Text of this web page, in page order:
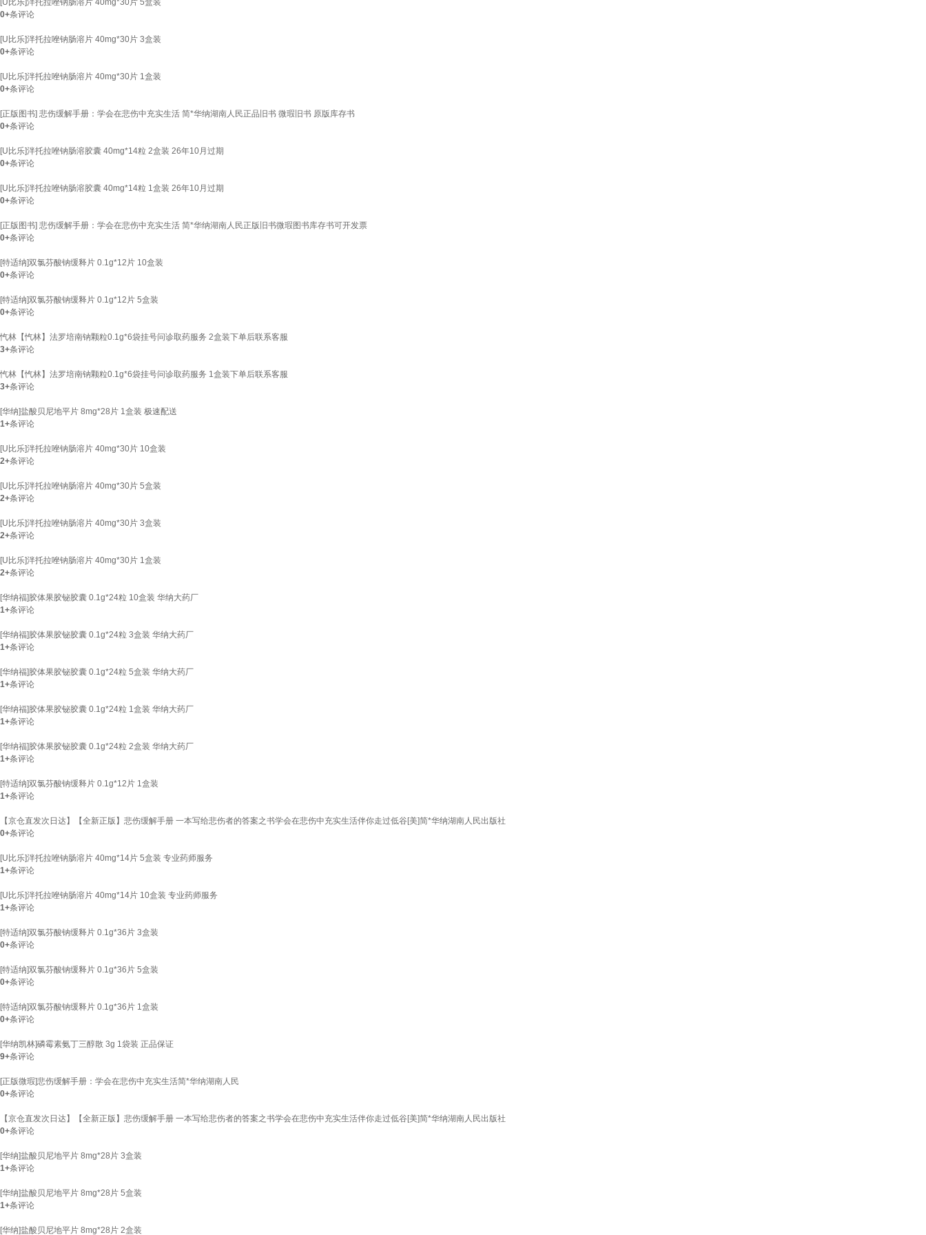
[U比乐]泮托拉唑钠肠溶片 40mg*30片 5盒装
0+条评论
[U比乐]泮托拉唑钠肠溶片 40mg*30片 3盒装
0+条评论
[U比乐]泮托拉唑钠肠溶片 40mg*30片 1盒装
0+条评论
[正版图书] 悲伤缓解手册：学会在悲伤中充实生活 简*华纳湖南人民正品旧书 微瑕旧书 原版库存书
0+条评论
[U比乐]泮托拉唑钠肠溶胶囊 40mg*14粒 2盒装 26年10月过期
0+条评论
[U比乐]泮托拉唑钠肠溶胶囊 40mg*14粒 1盒装 26年10月过期
0+条评论
[正版图书] 悲伤缓解手册：学会在悲伤中充实生活 简*华纳湖南人民正版旧书微瑕图书库存书可开发票
0+条评论
[特适纳]双氯芬酸钠缓释片 0.1g*12片 10盒装
0+条评论
[特适纳]双氯芬酸钠缓释片 0.1g*12片 5盒装
0+条评论
忾林【忾林】法罗培南钠颗粒0.1g*6袋挂号问诊取药服务 2盒装下单后联系客服
3+条评论
忾林【忾林】法罗培南钠颗粒0.1g*6袋挂号问诊取药服务 1盒装下单后联系客服
3+条评论
[华纳]盐酸贝尼地平片 8mg*28片 1盒装 极速配送
1+条评论
[U比乐]泮托拉唑钠肠溶片 40mg*30片 10盒装
2+条评论
[U比乐]泮托拉唑钠肠溶片 40mg*30片 5盒装
2+条评论
[U比乐]泮托拉唑钠肠溶片 40mg*30片 3盒装
2+条评论
[U比乐]泮托拉唑钠肠溶片 40mg*30片 1盒装
2+条评论
[华纳福]胶体果胶铋胶囊 0.1g*24粒 10盒装 华纳大药厂
1+条评论
[华纳福]胶体果胶铋胶囊 0.1g*24粒 3盒装 华纳大药厂
1+条评论
[华纳福]胶体果胶铋胶囊 0.1g*24粒 5盒装 华纳大药厂
1+条评论
[华纳福]胶体果胶铋胶囊 0.1g*24粒 1盒装 华纳大药厂
1+条评论
[华纳福]胶体果胶铋胶囊 0.1g*24粒 2盒装 华纳大药厂
1+条评论
[特适纳]双氯芬酸钠缓释片 0.1g*12片 1盒装
1+条评论
【京仓直发次日达】【全新正版】悲伤缓解手册 一本写给悲伤者的答案之书学会在悲伤中充实生活伴你走过低谷[美]简*华纳湖南人民出版社
0+条评论
[U比乐]泮托拉唑钠肠溶片 40mg*14片 5盒装 专业药师服务
1+条评论
[U比乐]泮托拉唑钠肠溶片 40mg*14片 10盒装 专业药师服务
1+条评论
[特适纳]双氯芬酸钠缓释片 0.1g*36片 3盒装
0+条评论
[特适纳]双氯芬酸钠缓释片 0.1g*36片 5盒装
0+条评论
[特适纳]双氯芬酸钠缓释片 0.1g*36片 1盒装
0+条评论
[华纳凯林]磷霉素氨丁三醇散 3g 1袋装 正品保证
9+条评论
[正版微瑕]悲伤缓解手册：学会在悲伤中充实生活简*华纳湖南人民
0+条评论
【京仓直发次日达】【全新正版】悲伤缓解手册 一本写给悲伤者的答案之书学会在悲伤中充实生活伴你走过低谷[美]简*华纳湖南人民出版社
0+条评论
[华纳]盐酸贝尼地平片 8mg*28片 3盒装
1+条评论
[华纳]盐酸贝尼地平片 8mg*28片 5盒装
1+条评论
[华纳]盐酸贝尼地平片 8mg*28片 2盒装